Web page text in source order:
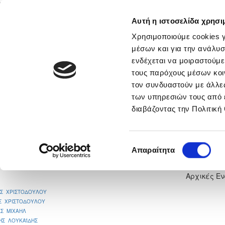
Αυτή η ιστοσελίδα
Χρησιμοποιούμε cookies
μέσων και για την
ενδέχεται να
τους παρόχους μέσων
τον συνδυαστούν με
των υπηρεσιών τους από
διαβάζοντας την
συγκατάθεσης
Απαραίτητα
Νέα & Πληροφορίες Εθνικές Ομάδες
Περισσότερα
ΛΕΜΕΣΟΥ -
3
Αρχικές
ΧΡΙΣΤΟΔΟΥΛΟΥ
ΧΡΙΣΤΟΔΟΥΛΟΥ
ΜΙΧΑΗΛ
ΛΟΥΚΑΪΔΗΣ